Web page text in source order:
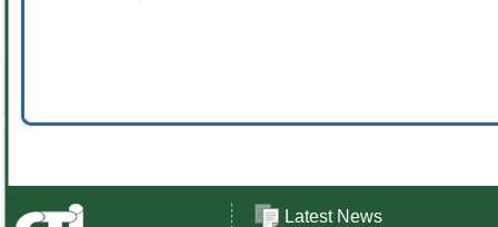
Latest News